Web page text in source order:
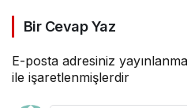
Bir Cevap Yaz
E-posta adresiniz
ile işaretlenmişlerdir